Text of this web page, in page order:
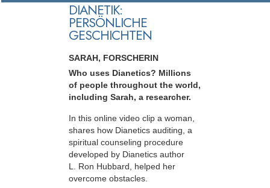
DIANETIK:
PERSÖNLICHE
GESCHICHTEN
SARAH, FORSCHERIN
Who uses Dianetics? Millions
of people throughout the world,
including Sarah, a researcher.
In this online video clip a woman,
shares how Dianetics auditing, a
spiritual counseling procedure
developed by Dianetics author
L. Ron Hubbard, helped her
overcome obstacles.